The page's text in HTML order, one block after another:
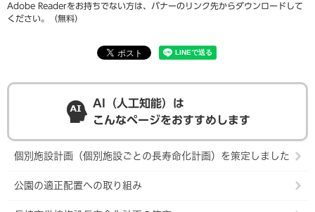
Adobe Readerをお持ちでない方は、バナーのリンク先からダウンロードして
ください。（無料）
AI（人工知能）は
こんなページをおすすめします
個別施設計画（個別施設ごとの長寿命化計画）を策定しました
公園の適正配置への取り組み